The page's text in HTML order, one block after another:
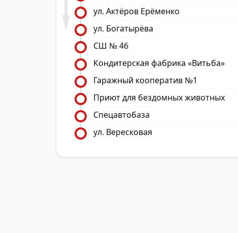
ул. Актёров Ерёменко
ул. Богатырёва
СШ № 46
Кондитерская фабрика «Витьба»
Гаражный кооператив №1
Приют для бездомных животных
Спецавтобаза
ул. Вересковая